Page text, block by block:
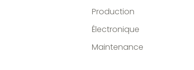
Production
Électronique
Maintenance